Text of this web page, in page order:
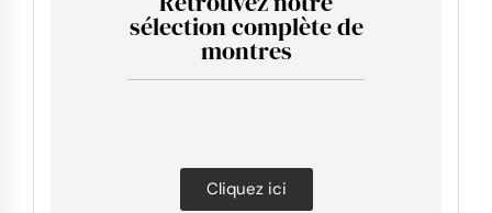
sélection complète de
montres
Cliquez ici